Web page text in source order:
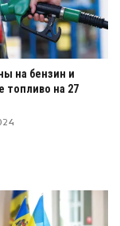
на бензин и
топливо на 27